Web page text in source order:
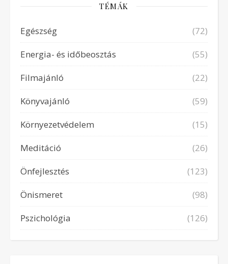
TÉMÁK
Egészség
(72)
Energia- és időbeosztás
(55)
Filmajánló
(22)
Könyvajánló
(59)
Környezetvédelem
(15)
Meditáció
(26)
Önfejlesztés
(123)
Önismeret
(98)
Pszichológia
(126)